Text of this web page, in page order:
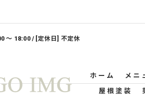
～ 18:00 / [定休日] 不定休
ホーム メニ
屋根塗装